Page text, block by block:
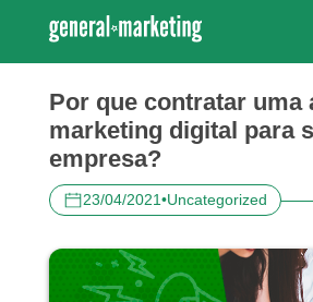
Por que contratar uma
marketing digital para
empresa?
23/04/2021•Uncategorized